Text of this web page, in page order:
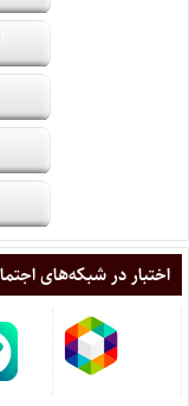
اختبار در شبکه‌های